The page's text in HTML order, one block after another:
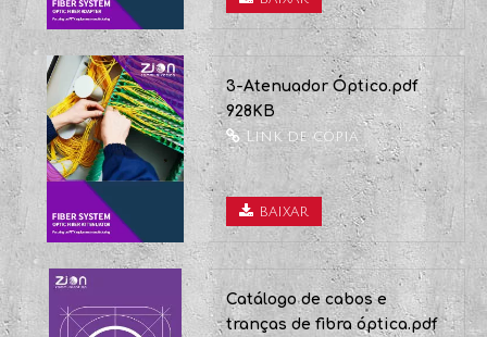
2-Adaptador Óptico.pdf
1396KB
Link de cópia
baixar
3-Atenuador Óptico.pdf
928KB